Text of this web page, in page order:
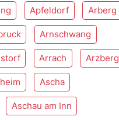
Apfeldorf Arberg
Arnschwang
Arrach Arzberg
Ascha
Aschau am Inn